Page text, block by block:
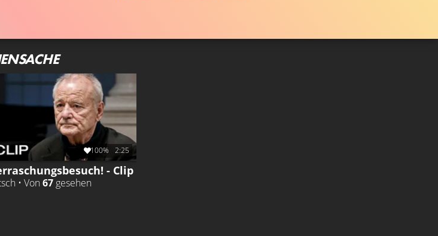
100% 2:25
- Clip
• Von 67 gesehen